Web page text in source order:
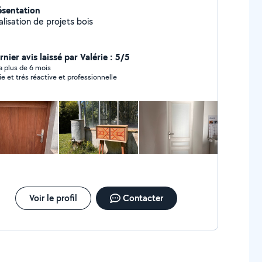
de projets bois
avis laissé par Valérie : 5/5
plus de 6 mois
et trés réactive et professionnelle
Voir le profil Contacter